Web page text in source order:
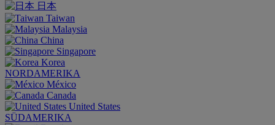
日本
Taiwan
Malaysia
China
Singapore
Korea
NORDAMERIKA
México
Canada
United States
SÜDAMERIKA